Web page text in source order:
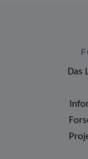
Das